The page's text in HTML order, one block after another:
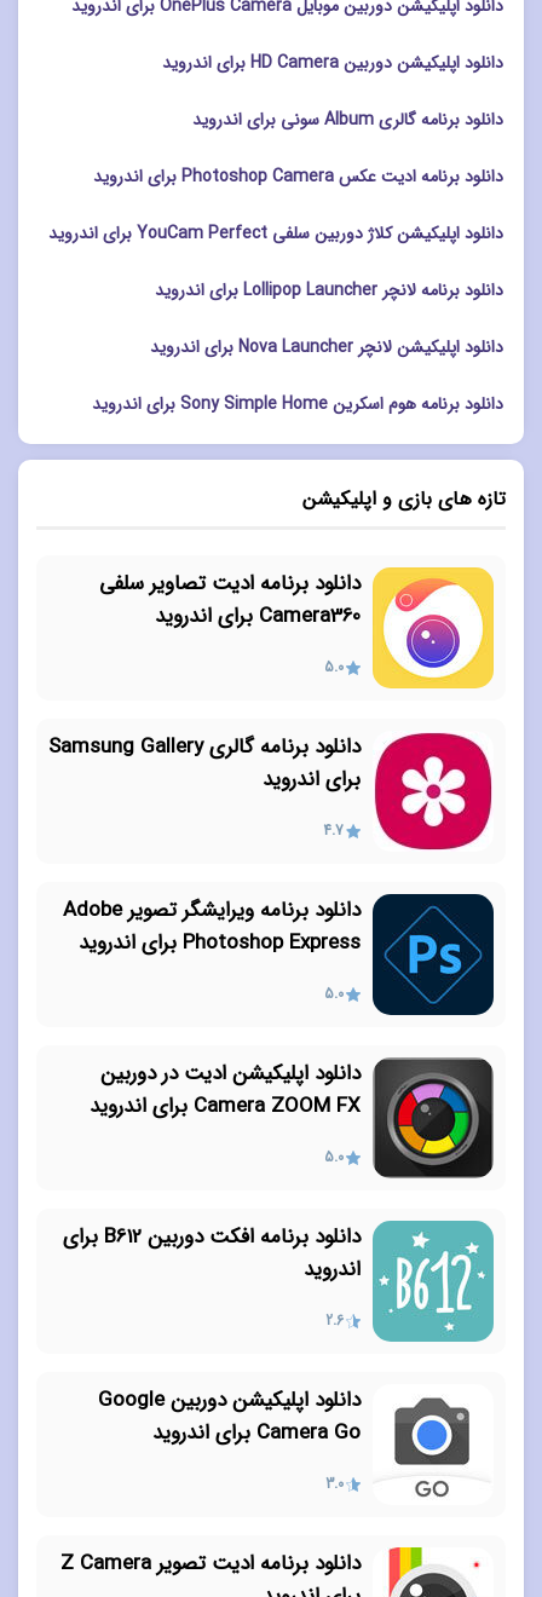
دانلود اپلیکیشن دوربین موبایل OnePlus Camera برای اندروید
دانلود اپلیکیشن دوربین HD Camera برای اندروید
دانلود برنامه گالری Album سونی برای اندروید
دانلود برنامه ادیت عکس Photoshop Camera برای اندروید
دانلود اپلیکیشن کلاژ دوربین سلفی YouCam Perfect برای اندروید
دانلود برنامه لانچر Lollipop Launcher برای اندروید
دانلود اپلیکیشن لانچر Nova Launcher برای اندروید
دانلود برنامه هوم اسکرین Sony Simple Home برای اندروید
تازه های بازی و اپلیکیشن
دانلود برنامه ادیت تصاویر سلفی
Camera360 برای اندروید
5.0
دانلود برنامه گالری Samsung Gallery
برای اندروید
4.7
دانلود برنامه ویرایشگر تصویر Adobe
Photoshop Express برای اندروید
5.0
دانلود اپلیکیشن ادیت در دوربین
Camera ZOOM FX برای اندروید
5.0
دانلود برنامه افکت دوربین B612 برای
اندروید
2.6
دانلود اپلیکیشن دوربین Google
Camera Go برای اندروید
3.0
دانلود برنامه ادیت تصویر Z Camera